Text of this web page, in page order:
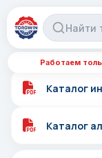
Работаем
Каталог
Каталог